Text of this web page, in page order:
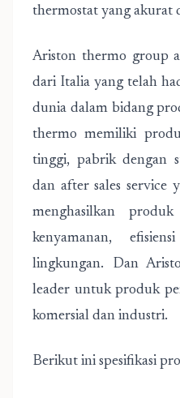
thermostat yang akurat
Ariston thermo group
dari Italia yang telah
dunia dalam bidang
thermo memiliki
tinggi, pabrik dengan
dan after sales service
menghasilkan
kenyamanan,
lingkungan. Dan
leader untuk produk
komersial dan industri.
Berikut ini spesifikasi